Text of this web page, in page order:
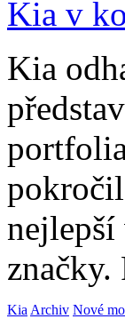
Kia
značky.
Kia Archiv Nové